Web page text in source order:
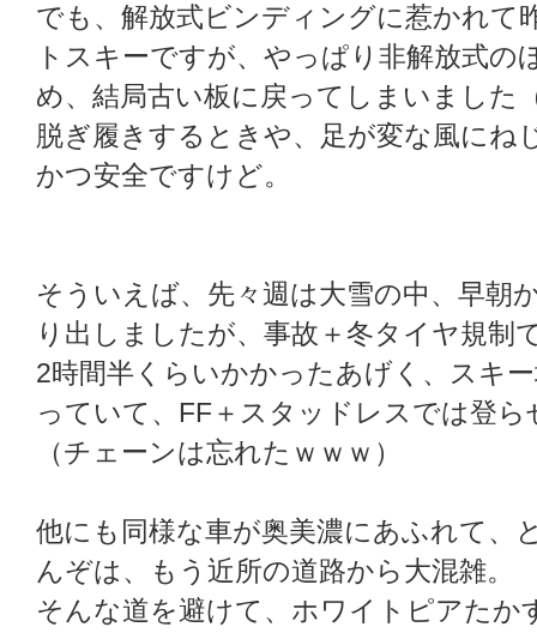
でも、解放式ビンディングに惹かれて
トスキーですが、やっぱり非解放式
め、結局古い板に戻ってしまいました
脱ぎ履きするときや、足が変な風にね
かつ安全ですけど。
そういえば、先々週は大雪の中、早朝
り出しましたが、事故＋冬タイヤ規制
2時間半くらいかかったあげく、スキ
っていて、FF＋スタッドレスでは登
（チェーンは忘れたｗｗｗ）
他にも同様な車が奥美濃にあふれて、
んぞは、もう近所の道路から大混雑。
そんな道を避けて、ホワイトピアたか